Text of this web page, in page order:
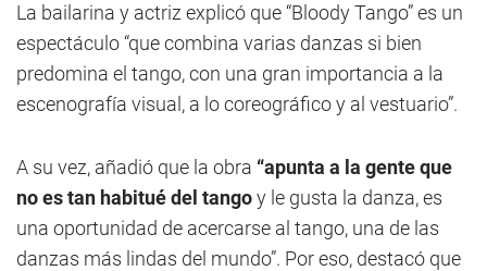
La bailarina y actriz explicó que “Bloody Tango” es un
espectáculo “que combina varias danzas si bien
predomina el tango, con una gran importancia a la
escenografía visual, a lo coreográfico y al vestuario”.
A su vez, añadió que la obra “apunta a la gente que
no es tan habitué del tangoy le gusta la danza, es
una oportunidad de acercarse al tango, una de las
danzas más lindas del mundo”. Por eso, destacó que